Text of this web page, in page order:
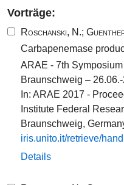
Vorträge:
Roschanski, N.;
Carbapenemase
ARAE - 7th
Braunschweig –
In: ARAE 2017 -
Institute Federal
Braunschweig,
iris.​unito.​it/​retrieve/​
Details